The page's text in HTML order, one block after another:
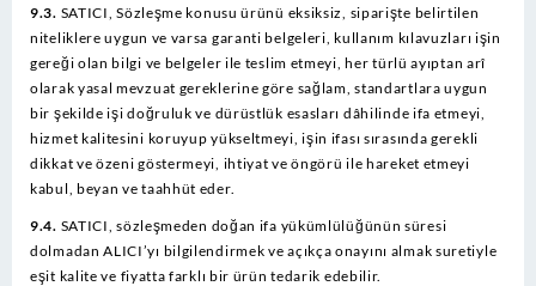
9.3. SATICI, Sözleşme konusu ürünü eksiksiz, siparişte belirtilen
niteliklere uygun ve varsa garanti belgeleri, kullanım kılavuzları işin
gereği olan bilgi ve belgeler ile teslim etmeyi, her türlü ayıptan arî
olarak yasal mevzuat gereklerine göre sağlam, standartlara uygun
bir şekilde işi doğruluk ve dürüstlük esasları dâhilinde ifa etmeyi,
hizmet kalitesini koruyup yükseltmeyi, işin ifası sırasında gerekli
dikkat ve özeni göstermeyi, ihtiyat ve öngörü ile hareket etmeyi
kabul, beyan ve taahhüt eder.
9.4. SATICI, sözleşmeden doğan ifa yükümlülüğünün süresi
dolmadan ALICI’yı bilgilendirmek ve açıkça onayını almak suretiyle
eşit kalite ve fiyatta farklı bir ürün tedarik edebilir.